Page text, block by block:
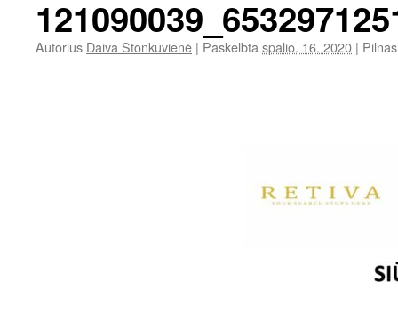
Autorius Daiva Stonkuvienė | Paskelbta spalio. 16. 2020 |